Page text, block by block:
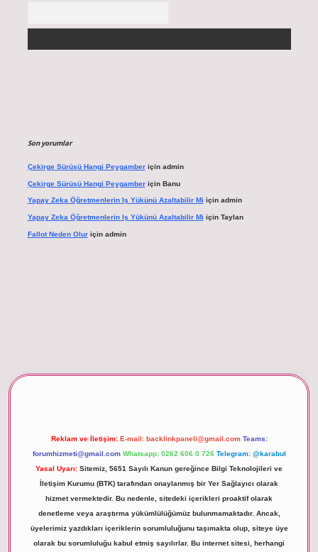
Son yorumlar
Çekirge Sürüsü Hangi Peygamberiçin admin
Çekirge Sürüsü Hangi Peygamberiçin Banu
Yapay Zeka Öğretmenlerin Iş Yükünü Azaltabilir Mi için admin
Yapay Zeka Öğretmenlerin Iş Yükünü Azaltabilir Mi için Taylan
Fallot Neden Oluriçin admin
Reklam ve İletişim: E-mail: backlinkpaneli@gmail.com Teams:
forumhizmeti@gmail.com Whatsapp: 0262 606 0 726 Telegram: @karabul
Yasal Uyarı: Sitemiz, 5651 Sayılı Kanun gereğince Bilgi Teknolojileri ve
İletişim Kurumu (BTK) tarafından onaylanmış bir Yer Sağlayıcı olarak
hizmet vermektedir. Bu nedenle, sitedeki içerikleri proaktif olarak
denetleme veya araştırma yükümlülüğümüz bulunmamaktadır. Ancak,
üyelerimiz yazdıkları içeriklerin sorumluluğunu taşımakta olup, siteye üye
olarak bu sorumluluğu kabul etmiş sayılırlar. Bu internet sitesi, herhangi